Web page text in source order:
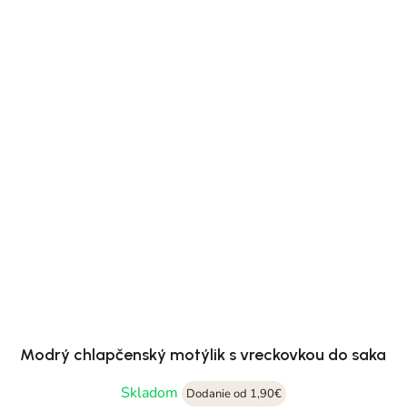
Modrý chlapčenský motýlik s vreckovkou do saka
Skladom
Dodanie od 1,90€